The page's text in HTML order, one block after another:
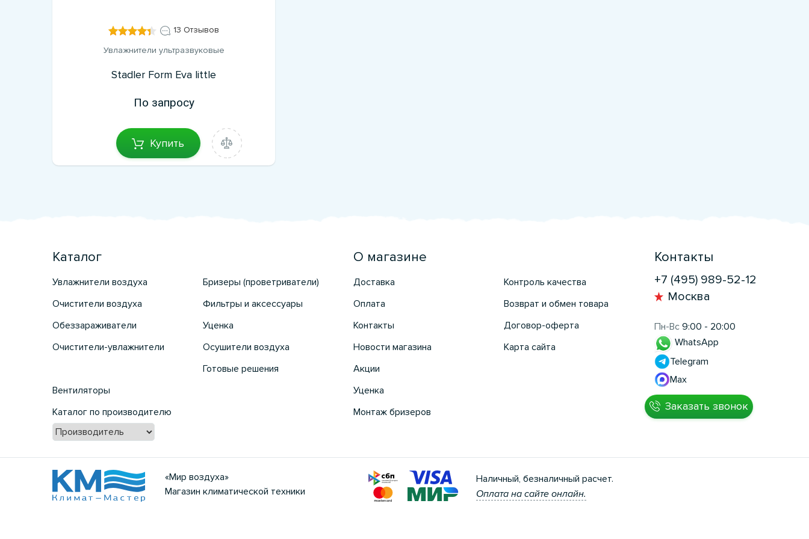
13 Отзывов
Увлажнители ультразвуковые
Stadler Form Eva little
По запросу
Купить
Каталог
Увлажнители воздуха
Очистители воздуха
Обеззараживатели
Очистители-увлажнители
Бризеры (проветриватели)
Фильтры и аксессуары
Уценка
Осушители воздуха
Готовые решения
Вентиляторы
Каталог по производителю
О магазине
Доставка
Оплата
Контакты
Новости магазина
Акции
Уценка
Монтаж бризеров
Контроль качества
Возврат и обмен товара
Договор-оферта
Карта сайта
Контакты
+7 (495) 989-52-12
Москва
Пн-Вс 9:00 - 20:00
WhatsApp
Telegram
Max
Заказать звонок
«Мир воздуха»
Магазин климатической техники
Наличный, безналичный расчет.
Оплата на сайте онлайн.